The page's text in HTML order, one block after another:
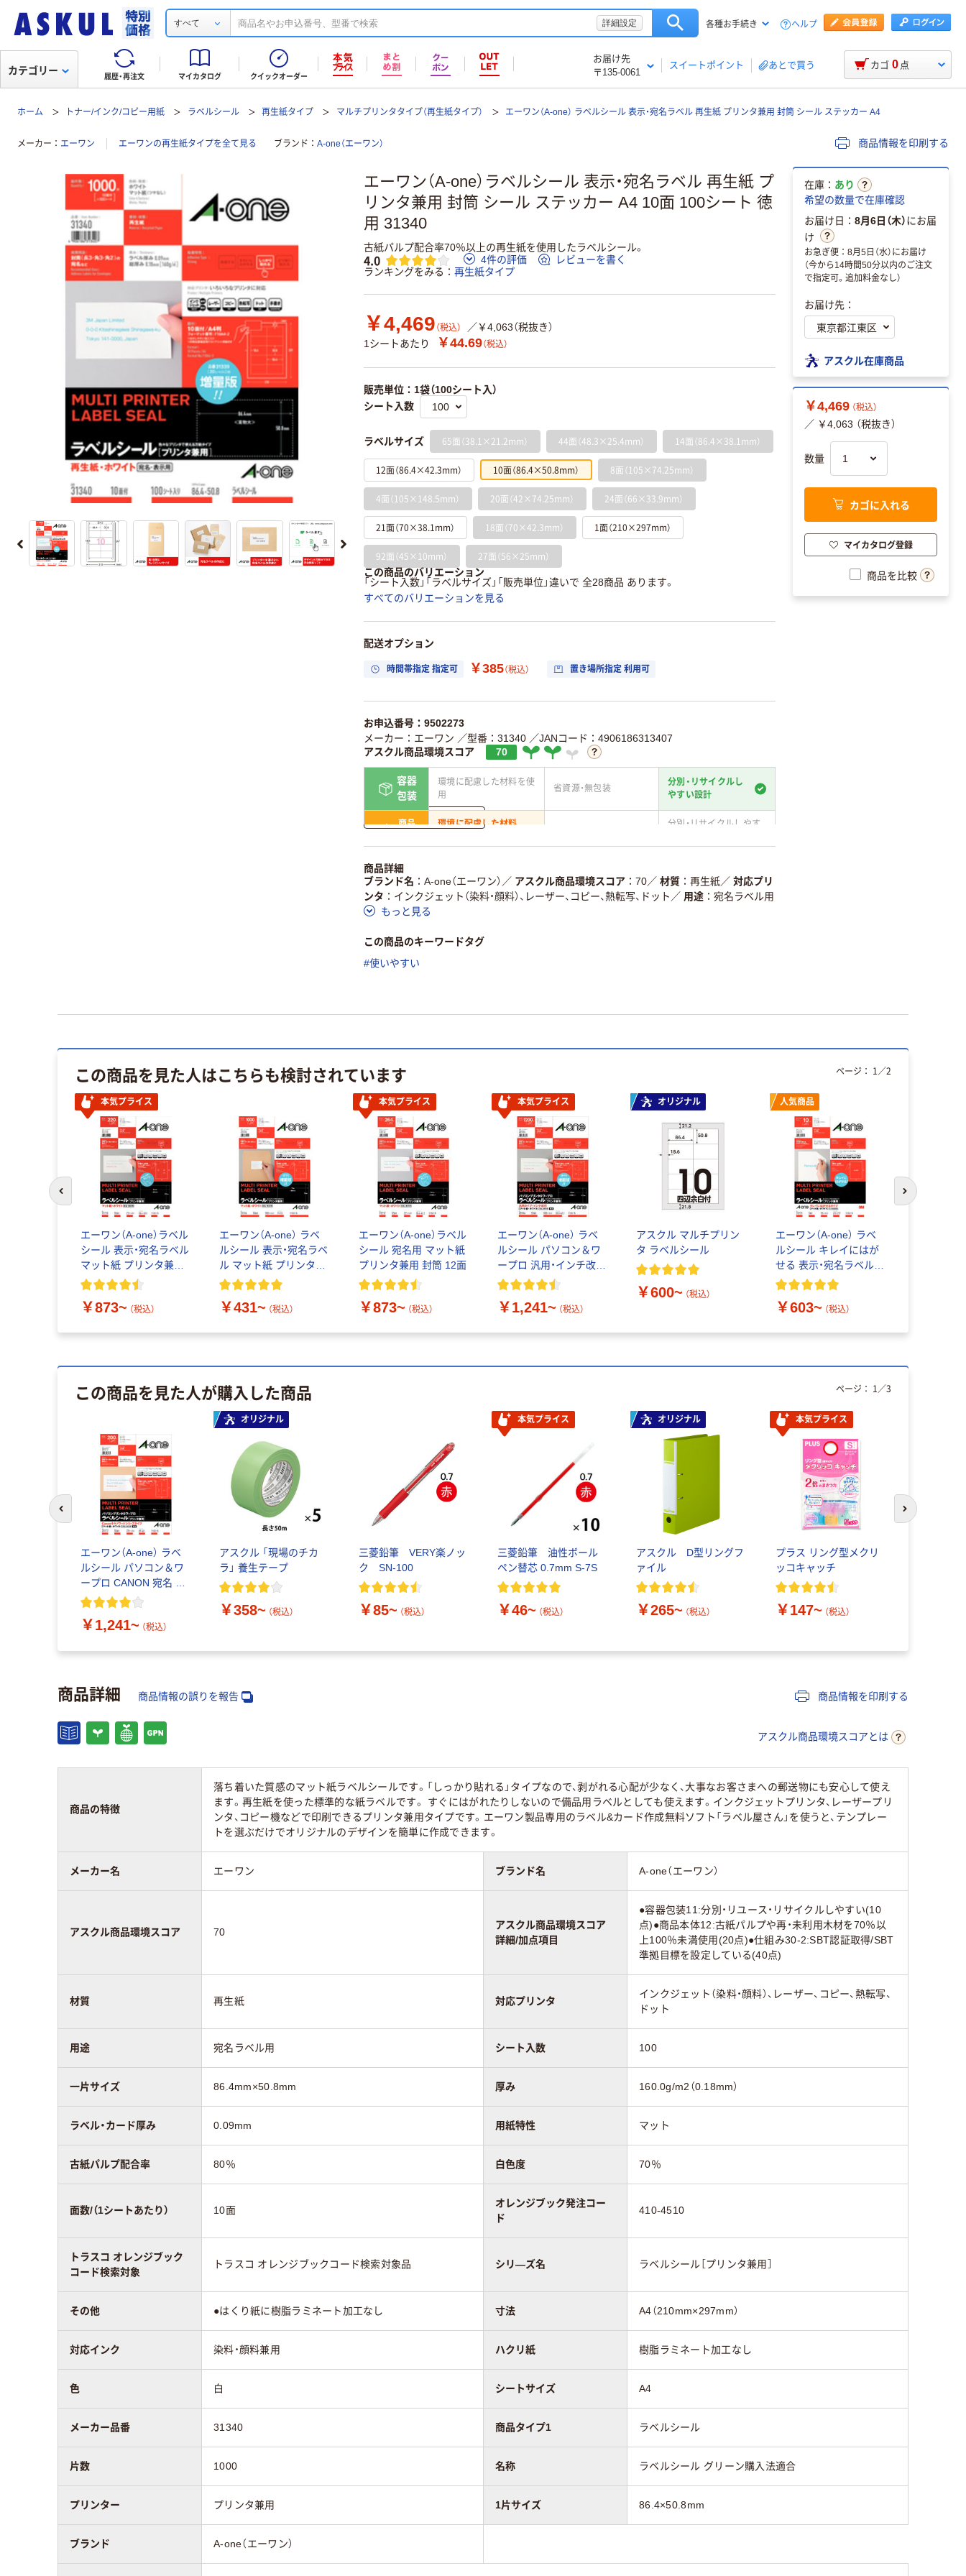
すべて 詳細設定 各種お手続き ヘルプ
履歴・再注文 マイカタログ クイックオーダー
お届け先
〒135-0061
スイートポイント あとで買う
カテゴリー カゴ 0 点
ホーム トナー/インク/コピー用紙 ラベルシール 再生紙タイプ マルチプリンタタイプ（再生紙タイプ） エーワン（A-one） ラベルシール 表示・宛名ラベル 再生紙 プリンタ兼用 封筒 シール ステッカー A4
メーカー エーワン エーワンの再生紙タイプを全て見る ブランド A-one（エーワン） 商品情報を印刷する
エーワン（A-one）ラベルシール 表示・宛名ラベル 再生紙 プ
リンタ兼用 封筒 シール ステッカー A4 10面 100シート 徳
用 31340
古紙パルプ配合率70％以上の再生紙を使用したラベルシール。
4.0 4件の評価
レビューを書く
ランキングをみる
再生紙タイプ
￥4,469 （税込）
／￥4,063（税抜き）
1シートあたり
￥44.69（税込）
販売単位：1袋（100シート入）
シート入数
ラベルサイズ 65面（38.1×21.2mm） 44面（48.3×25.4mm） 14面（86.4×38.1mm）
12面（86.4×42.3mm） 10面（86.4×50.8mm） 8面（105×74.25mm）
4面（105×148.5mm） 20面（42×74.25mm） 24面（66×33.9mm）
21面（70×38.1mm） 18面（70×42.3mm） 1面（210×297mm）
92面（45×10mm） 27面（56×25mm）
この商品のバリエーション
「シート入数」「ラベルサイズ」「販売単位」違いで 全28商品 あります。
すべてのバリエーションを見る
配送オプション
時間帯指定 指定可 ￥385（税込） 置き場所指定 利用可
お申込番号：9502273
メーカー：エーワン ／型番：31340 ／JANコード：4906186313407
アスクル商品環境スコア
70
容器
包装
環境に配慮した材料を使
用
省資源・無包装
分別・リサイクルし
やすい設計
商品
環境に配慮した材料
分別・リサイクルしやす
仕組
ている
削減
この商品の環境配慮ポイントです。詳しくはページ下部の商品詳細「アスクル商品環境スコ
ア詳細／加点項目
詳しく見る
商品詳細
ブランド名
A-one（エーワン） ／ アスクル商品環境スコア 70／ 材質 再生紙／ 対応プリ
ンタ
インクジェット（染料・顔料）、レーザー、コピー、熱転写、ドット ／ 用途
宛名ラベル用
もっと見る
この商品のキーワードタグ
#使いやすい
在庫： あり
希望の数量で在庫確認
お届け日： 8月6日（木）にお届
け
お急ぎ便：8月5日（水）にお届け
（今から14時間50分以内のご注文
で指定可。追加料金なし）
お届け先：
アスクル在庫商品
￥4,469 （税込）
／ ￥4,063 （税抜き）
数量
カゴに入れる
マイカタログ登録
商品を比較
この商品を見た人はこちらも検討されています
本気プライス
エーワン（A-one）ラベル
シール 表示・宛名ラベル
マット紙 プリンタ兼用
10面 四辺余白付
￥873~ （税込）
エーワン（A-one） ラベ
ルシール 表示・宛名ラベ
ル マット紙 プリンタ兼
用 封筒
￥431~ （税込）
本気プライス
エーワン（A-one）ラベル
シール 宛名用 マット紙
プリンタ兼用 封筒 12面
￥873~ （税込）
本気プライス
エーワン（A-one） ラベ
ルシール パソコン＆ワ
ープロ 汎用・インチ改行
宛名 プリンタ兼用 封筒
￥1,241~ （税込）
オリジナル
アスクル マルチプリン
タ ラベルシール
￥600~ （税込）
人気商品
エーワン（A-one） ラベ
ルシール キレイにはが
せる 表示・宛名ラベル
プリンタ兼用 封筒 シー
￥603~ （税込）
ページ： 1 ／2
前のスライドへ 次のスライド
この商品を見た人が購入した商品
エーワン（A-one） ラベ
ルシール パソコン＆ワ
ープロ CANON 宛名 プ
リンタ兼用 封筒 A4 10
￥1,241~ （税込）
オリジナル
アスクル 「現場のチカ
ラ」 養生テープ
￥358~ （税込）
三菱鉛筆 VERY楽ノッ
ク SN-100
￥85~ （税込）
本気プライス
三菱鉛筆 油性ボール
ペン替芯 0.7mm S-7S
￥46~ （税込）
オリジナル
アスクル D型リングフ
ァイル
￥265~ （税込）
本気プライス
プラス リング型メクリ
ッコキャッチ
￥147~ （税込）
ページ： 1 ／3
前のスライドへ 次のスライド
商品詳細 商品情報の誤りを報告 商品情報を印刷する
アスクル商品環境スコアとは
商品の特徴
落ち着いた質感のマット紙ラベルシールです。「しっかり貼れる」タイプなので、剥がれる心配が少なく、大事なお客さまへの郵送物にも安心して使え
ます。再生紙を使った標準的な紙ラベルです。 すぐにはがれたりしないので備品用ラベルとしても使えます。インクジェットプリンタ、レーザープリ
ンタ、コピー機などで印刷できるプリンタ兼用タイプです。エーワン製品専用のラベル&カード作成無料ソフト「ラベル屋さん」を使うと、テンプレー
トを選ぶだけでオリジナルのデザインを簡単に作成できます。
メーカー名 エーワン ブランド名 A-one（エーワン）
アスクル商品環境スコア 70
アスクル商品環境スコア
詳細/加点項目
●容器包装11:分別・リユース・リサイクルしやすい(10
点)●商品本体12:古紙パルプや再・未利用木材を70％以
上100％未満使用(20点)●仕組み30-2:SBT認証取得/SBT
準拠目標を設定している(40点)
材質 再生紙 対応プリンタ
インクジェット（染料・顔料）、レーザー、コピー、熱転写、
ドット
用途 宛名ラベル用 シート入数 100
一片サイズ 86.4mm×50.8mm 厚み 160.0g/m2（0.18mm）
ラベル・カード厚み 0.09mm 用紙特性 マット
古紙パルプ配合率 80％ 白色度 70％
面数/（1シートあたり） 10面
オレンジブック発注コー
ド
410-4510
トラスコ オレンジブック
コード検索対象
トラスコ オレンジブックコード検索対象品 シリ―ズ名 ラベルシール［プリンタ兼用］
その他 ●はくり紙に樹脂ラミネート加工なし 寸法 A4（210mm×297mm）
対応インク 染料・顔料兼用 ハクリ紙 樹脂ラミネート加工なし
色 白 シートサイズ A4
メーカー品番 31340 商品タイプ1 ラベルシール
片数 1000 名称 ラベルシール グリーン購入法適合
プリンター プリンタ兼用 1片サイズ 86.4×50.8mm
ブランド A-one（エーワン）